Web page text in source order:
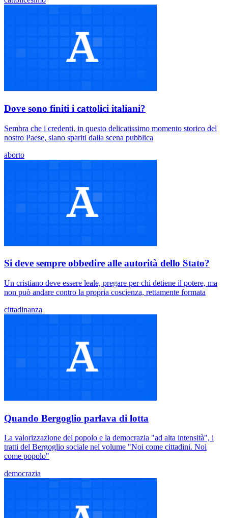
Dove sono finiti i cattolici italiani?
Sembra che i credenti, in questo delicatissimo momento storico del
nostro Paese, siano spariti dalla scena pubblica
aborto
Si deve sempre obbedire alle autorità dello Stato?
Un cristiano deve essere leale, pregare per chi detiene il potere, ma
non può andare contro la propria coscienza, rettamente formata
cittadinanza
Quando Bergoglio parlava di lotta
La valorizzazione del popolo e la democrazia "ad alta intensità", i
tratti del Bergoglio sociale nel volume "Noi come cittadini. Noi
come popolo"
democrazia